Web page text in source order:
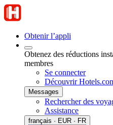
Obtenir l’appli
Obtenez des réductions
membres
Se connecter
Découvrir
Messages
Rechercher des
Assistance
français · EUR · FR